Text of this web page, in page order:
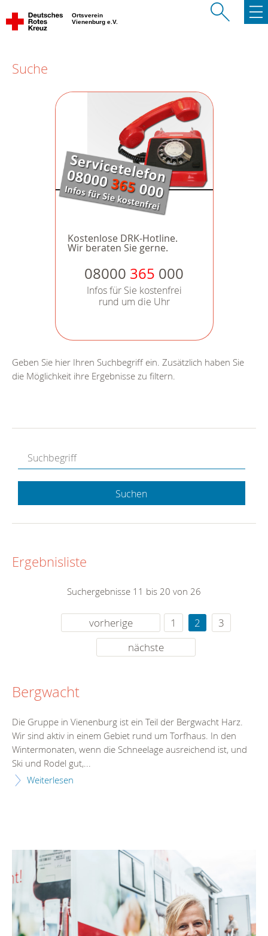
Ortsverein
Vienenburg e.V.
Suche
Kostenlose DRK-Hotline.
Wir beraten Sie gerne.
08000 365 000
Infos für Sie kostenfrei
rund um die Uhr
Geben Sie hier Ihren Suchbegriff ein. Zusätzlich haben Sie
die Möglichkeit ihre Ergebnisse zu filtern.
Suchen
Ergebnisliste
Suchergebnisse 11 bis 20 von 26
vorherige 1 2
3
nächste
Bergwacht
Die Gruppe in Vienenburg ist ein Teil der Bergwacht Harz.
Wir sind aktiv in einem Gebiet rund um Torfhaus. In den
Wintermonaten, wenn die Schneelage ausreichend ist, und
Ski und Rodel gut,...
Weiterlesen